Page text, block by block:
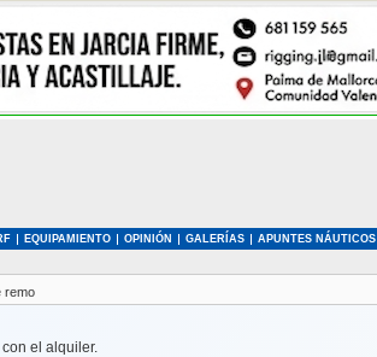
EQUIPAMIENTO OPINIÓN GALERÍAS APUNTES NÁUTICOS
remo
el alquiler.